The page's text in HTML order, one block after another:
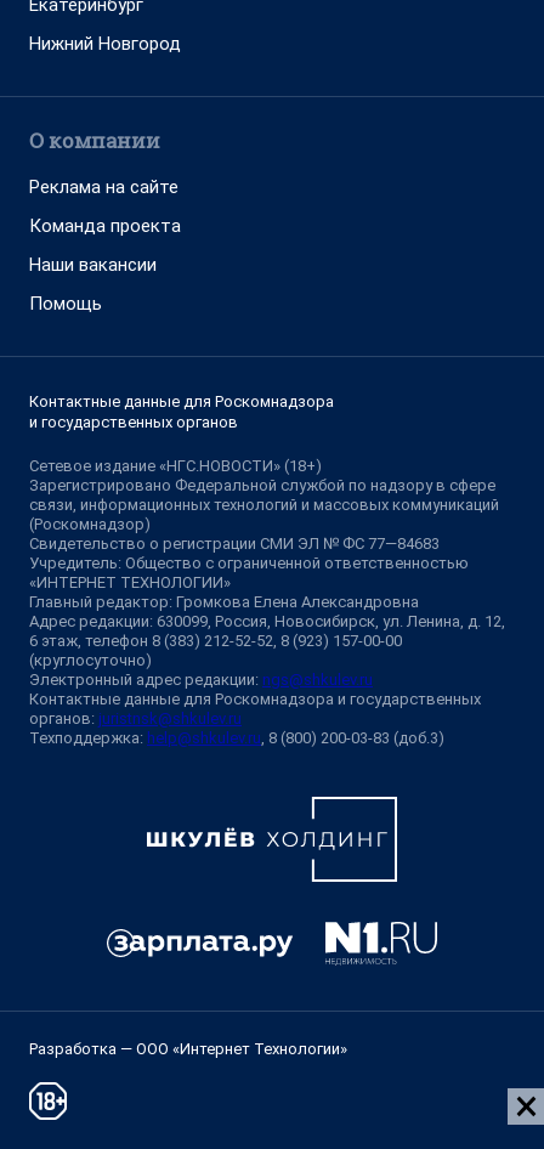
Екатеринбург
Нижний Новгород
О компании
Реклама на сайте
Команда проекта
Наши вакансии
Помощь
Контактные данные для Роскомнадзора
и государственных органов
Сетевое издание «НГС.НОВОСТИ» (18+)
Зарегистрировано Федеральной службой по надзору в сфере
связи, информационных технологий и массовых коммуникаций
(Роскомнадзор)
Свидетельство о регистрации СМИ ЭЛ № ФС 77—84683
Учредитель: Общество с ограниченной ответственностью
«ИНТЕРНЕТ ТЕХНОЛОГИИ»
Главный редактор: Громкова Елена Александровна
Адрес редакции: 630099, Россия, Новосибирск, ул. Ленина, д. 12,
6 этаж, телефон 8 (383) 212-52-52, 8 (923) 157-00-00
(круглосуточно)
Электронный адрес редакции: ngs@shkulev.ru
Контактные данные для Роскомнадзора и государственных
органов: juristnsk@shkulev.ru
Техподдержка: help@shkulev.ru , 8 (800) 200-03-83 (доб.3)
Разработка — ООО «Интернет Технологии»